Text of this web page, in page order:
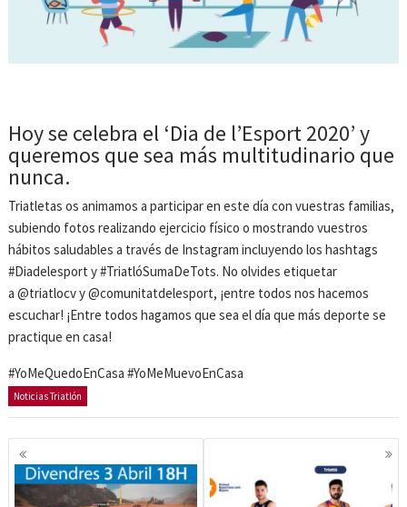
Hoy se celebra el ‘Dia de l’Esport 2020’ y
queremos que sea más multitudinario que
nunca.
Triatletas os animamos a participar en este día con vuestras familias,
subiendo fotos realizando ejercicio físico o mostrando vuestros
hábitos saludables a través de Instagram incluyendo los hashtags
#Diadelesport y #TriatlóSumaDeTots. No olvides etiquetar
a@triatlocvy@comunitatdelesport, ¡entre todos nos hacemos
escuchar! ¡Entre todos hagamos que sea el día que más deporte se
practique en casa!
#YoMeQuedoEnCasa #YoMeMuevoEnCasa
Noticias Triatlón
Navegación
de
entradas